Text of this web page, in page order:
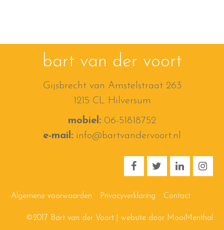
bart van der voort
Gijsbrecht van Amstelstraat 263
1215 CL Hilversum
mobiel: 06-51818752
e-mail: info@bartvandervoort.nl
Algemene voorwaarden Privacyverklaring Contact
©2017 Bart van der Voort | website door MooiMentha!